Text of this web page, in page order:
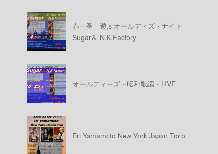
春一番 遊,s オールディズ・ナイト
Sugar＆ N.K.Factory
オールディーズ・昭和歌謡・LIVE
Eri Yamamoto New York-Japan Torio